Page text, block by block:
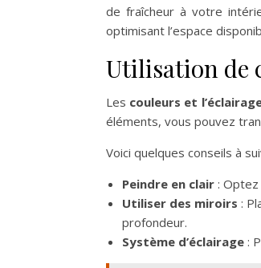
de fraîcheur à votre
optimisant l’espace
Utilisation de
Les couleurs et
éléments, vous pouvez
Voici quelques conseils à
Peindre en clair :
Utiliser des miroirs :
profondeur.
Système d’éclairage :